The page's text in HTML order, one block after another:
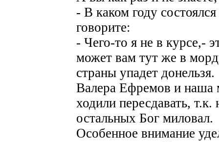
- В каком году
говорите:
- Чего-то я не в курсе,-
может вам тут же в
страны упадет донельзя.
Валера Ефремов и наша
ходили пересдавать,
остальных Бог миловал.
Особенное внимание